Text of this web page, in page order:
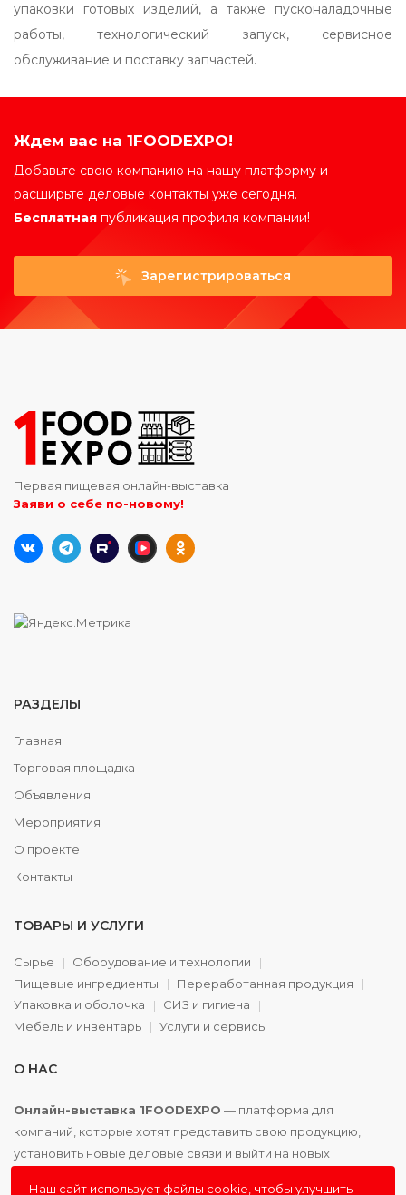
упаковки готовых изделий, а также пусконаладочные
работы, технологический запуск, сервисное
обслуживание и поставку запчастей.
Ждем вас на 1FOODEXPO!
Добавьте свою компанию на нашу платформу и
расширьте деловые контакты уже сегодня.
Бесплатная публикация профиля компании!
Зарегистрироваться
Первая пищевая онлайн-выставка
Заяви о себе по-новому!
РАЗДЕЛЫ
Главная
Торговая площадка
Объявления
Мероприятия
О проекте
Контакты
ТОВАРЫ И УСЛУГИ
Сырье
Оборудование и технологии
Пищевые ингредиенты
Переработанная продукция
Упаковка и оболочка
СИЗ и гигиена
Мебель и инвентарь
Услуги и сервисы
О НАС
Онлайн-выставка 1FOODEXPO — платформа для
компаний, которые хотят представить свою продукцию,
установить новые деловые связи и выйти на новых
Наш сайт использует файлы cookie, чтобы улучшить